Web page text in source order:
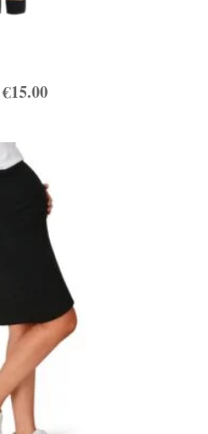
Algne
oli:
€36.00.
€15.00Praegune